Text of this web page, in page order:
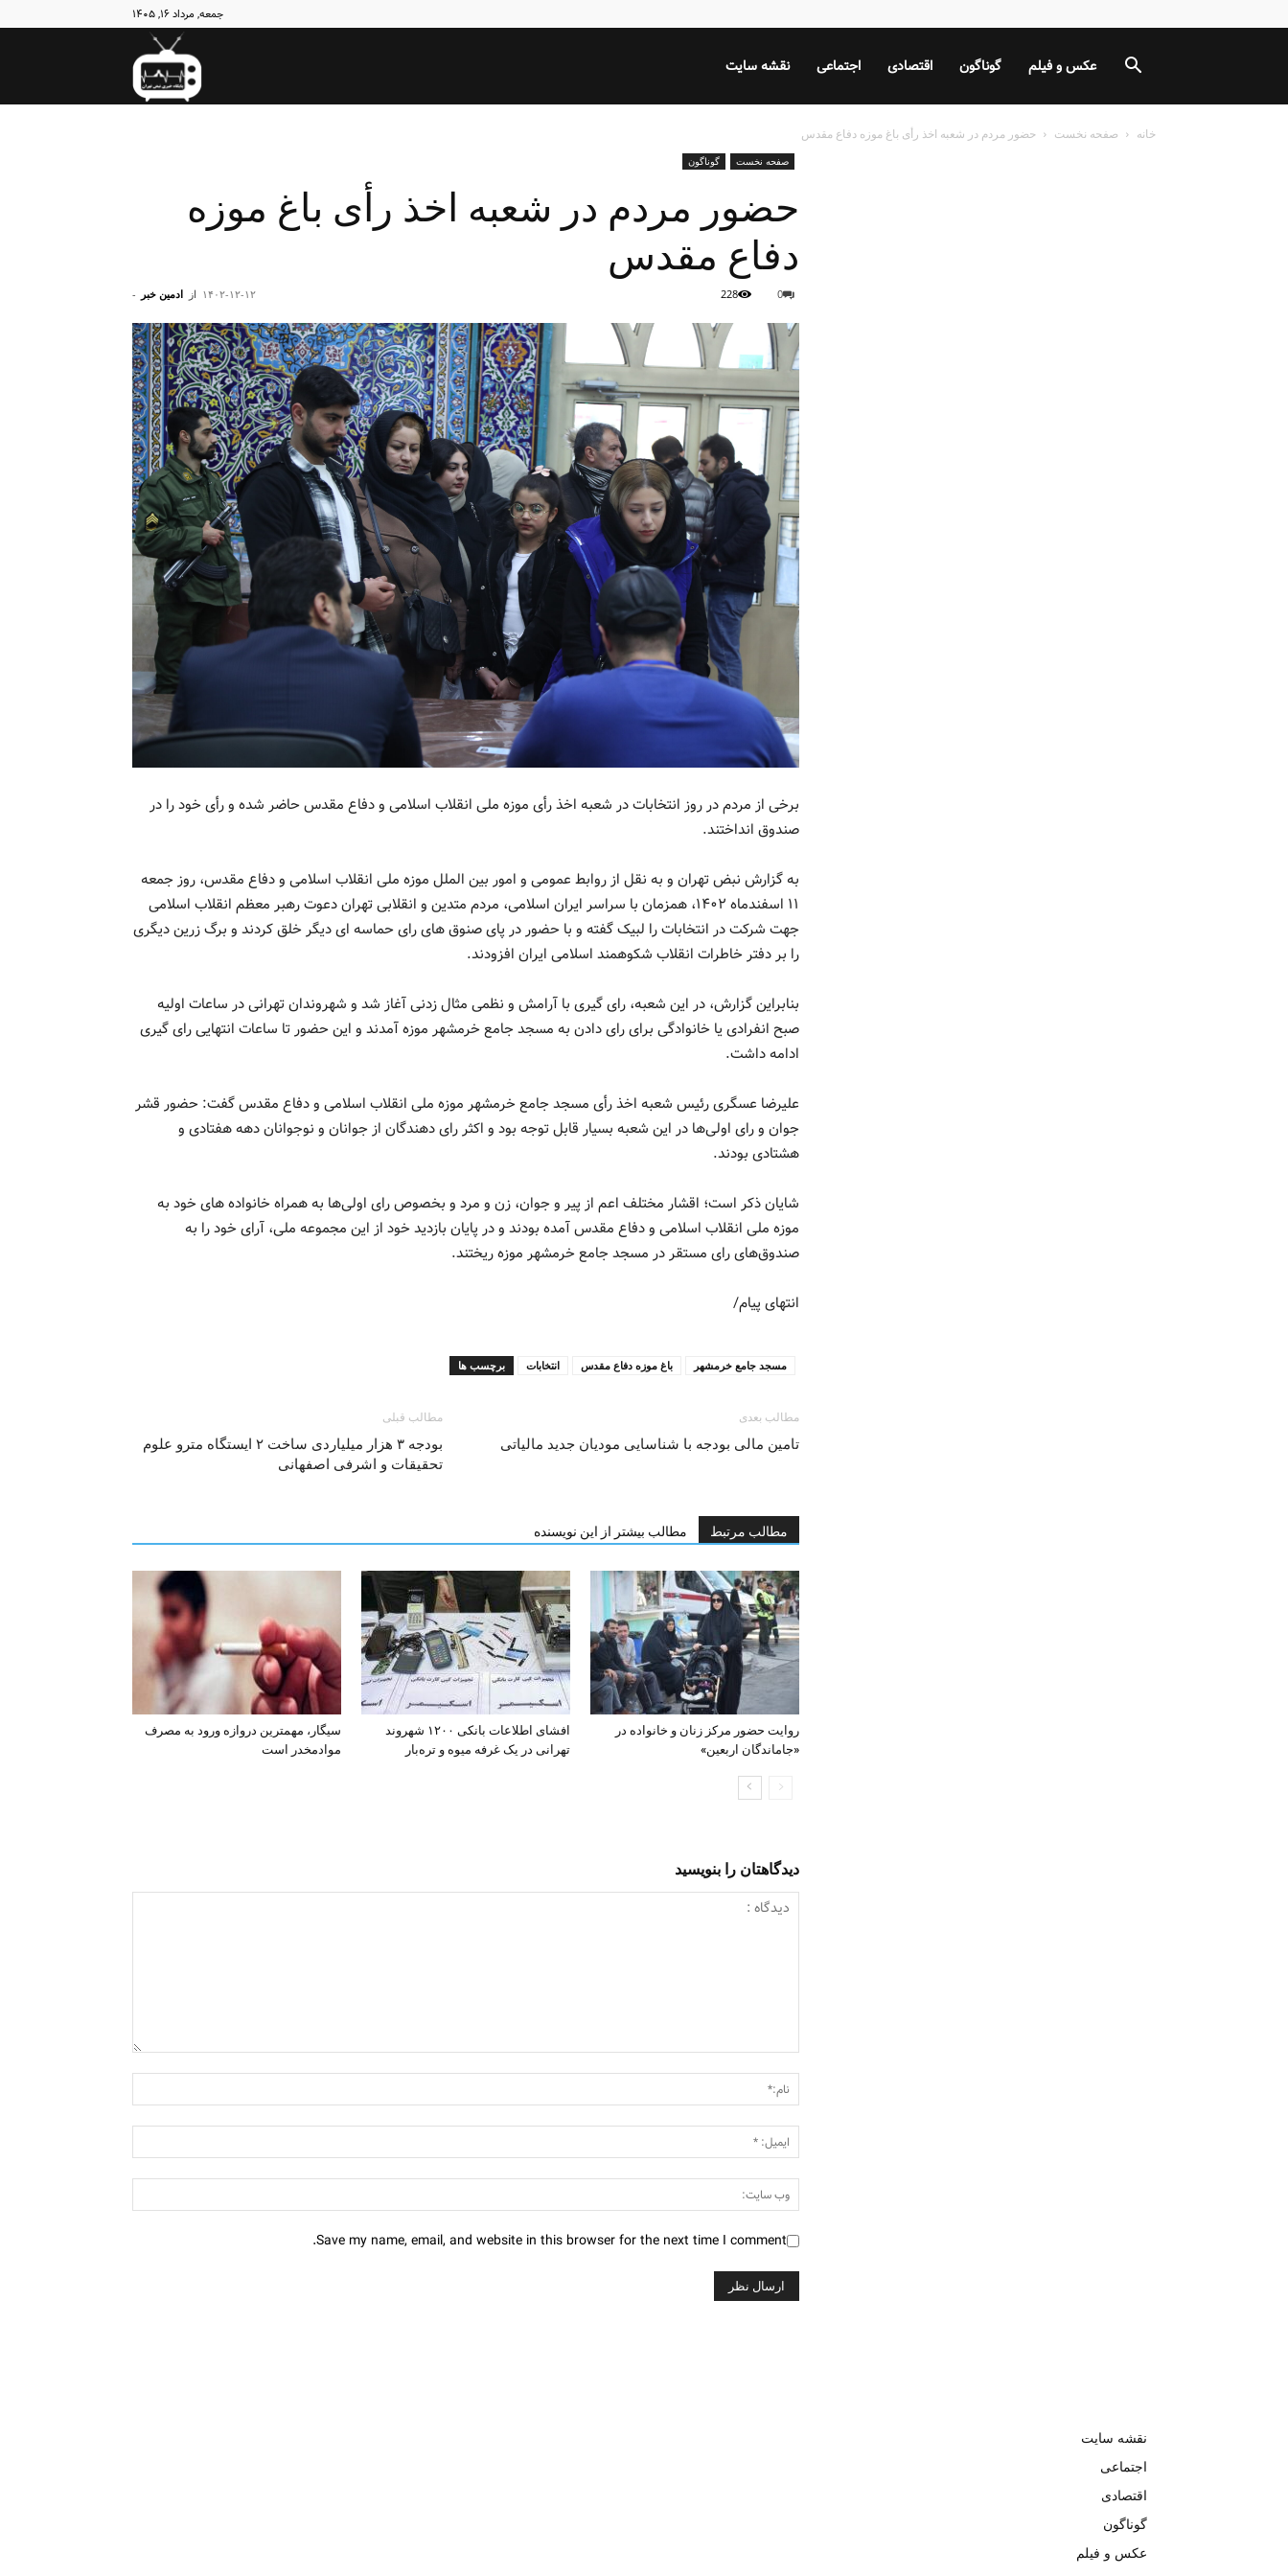
جمعه, مرداد ۱۶, ۱۴۰۵
نبض نقشه سایت اجتماعی اقتصادی گوناگون عکس و فیلم
خانه صفحه نخست حضور مردم در شعبه اخذ رأی باغ موزه دفاع مقدس
صفحه نخست گوناگون
حضور مردم در شعبه اخذ رأی باغ موزه
دفاع مقدس
از ادمین خبر - ۱۴۰۲-۱۲-۱۲ 0
228
برخی از مردم در روز انتخابات در شعبه اخذ رأی موزه ملی انقلاب اسلامی و دفاع مقدس حاضر شده و رأی خود را در
صندوق انداختند.
به گزارش نبض تهران و به نقل از روابط عمومی و امور بین الملل موزه ملی انقلاب اسلامی و دفاع مقدس، روز جمعه
۱۱ اسفندماه ۱۴۰۲، همزمان با سراسر ایران اسلامی، مردم متدین و انقلابی تهران دعوت رهبر معظم انقلاب اسلامی
جهت شرکت در انتخابات را لبیک گفته و با حضور در پای صنوق های رای حماسه ای دیگر خلق کردند و برگ زرین دیگری
را بر دفتر خاطرات انقلاب شکوهمند اسلامی ایران افزودند.
بنابراین گزارش، در این شعبه، رای گیری با آرامش و نظمی مثال زدنی آغاز شد و شهروندان تهرانی در ساعات اولیه
صبح انفرادی یا خانوادگی برای رای دادن به مسجد جامع خرمشهر موزه آمدند و این حضور تا ساعات انتهایی رای گیری
ادامه داشت.
علیرضا عسگری رئیس شعبه اخذ رأی مسجد جامع خرمشهر موزه ملی انقلاب اسلامی و دفاع مقدس گفت: حضور قشر
جوان و رای اولی‌ها در این شعبه بسیار قابل توجه بود و اکثر رای دهندگان از جوانان و نوجوانان دهه هفتادی و
هشتادی بودند.
شایان ذکر است؛ اقشار مختلف اعم از پیر و جوان، زن و مرد و بخصوص رای اولی‌ها به همراه خانواده های خود به
موزه ملی انقلاب اسلامی و دفاع مقدس آمده بودند و در پایان بازدید خود از این مجموعه ملی، آرای خود را به
صندوق‌های رای مستقر در مسجد جامع خرمشهر موزه ریختند.
انتهای پیام/
برچسب ها انتخابات باغ موزه دفاع مقدس مسجد جامع خرمشهر
مطالب قبلی
بودجه ۳ هزار ميلياردی ساخت ۲ ایستگاه مترو علوم
تحقیقات و اشرفی اصفهانی
مطالب بعدی
تامین مالی بودجه با شناسایی مودیان جدید مالیاتی
مطالب مرتبط مطالب بیشتر از این نویسنده
سیگار، مهمترین دروازه ورود به مصرف
موادمخدر است
افشای اطلاعات بانکی ۱۲۰۰ شهروند
تهرانی در یک غرفه میوه و تره‌بار
روایت حضور مرکز زنان و خانواده در
«جاماندگان اربعین»
دیدگاهتان را بنویسید
Save my name, email, and website in this browser for the next time I comment.
نقشه سایت
اجتماعی
اقتصادی
گوناگون
عکس و فیلم